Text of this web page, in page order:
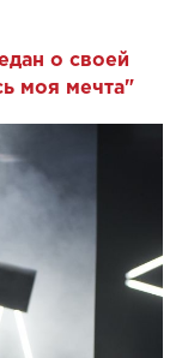
о своей
моя мечта"